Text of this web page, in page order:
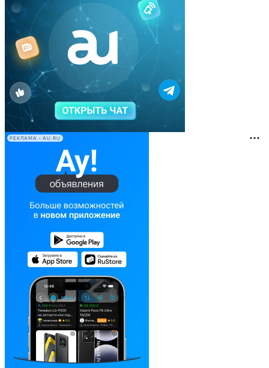
РЕКЛАМА • AU.RU